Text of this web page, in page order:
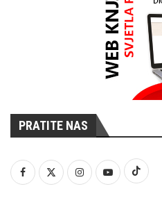
PRATITE NAS